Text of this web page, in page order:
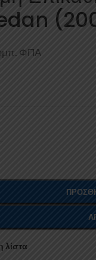
ΦΠΑ
λίστα